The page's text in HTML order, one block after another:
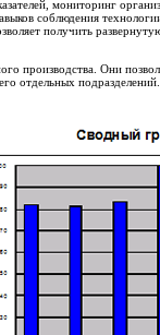
мониторинг
соблюдения
получить
производства. Они
отдельных